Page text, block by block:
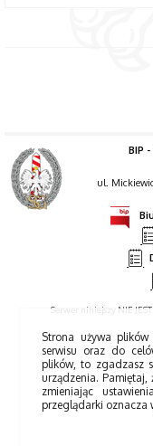
BIP
ul.
Serwer niniejszy NIE
Strona używa
serwisu oraz do
plików, to zgadzasz
urządzenia. Pamiętaj,
zmieniając
przeglądarki oznacza